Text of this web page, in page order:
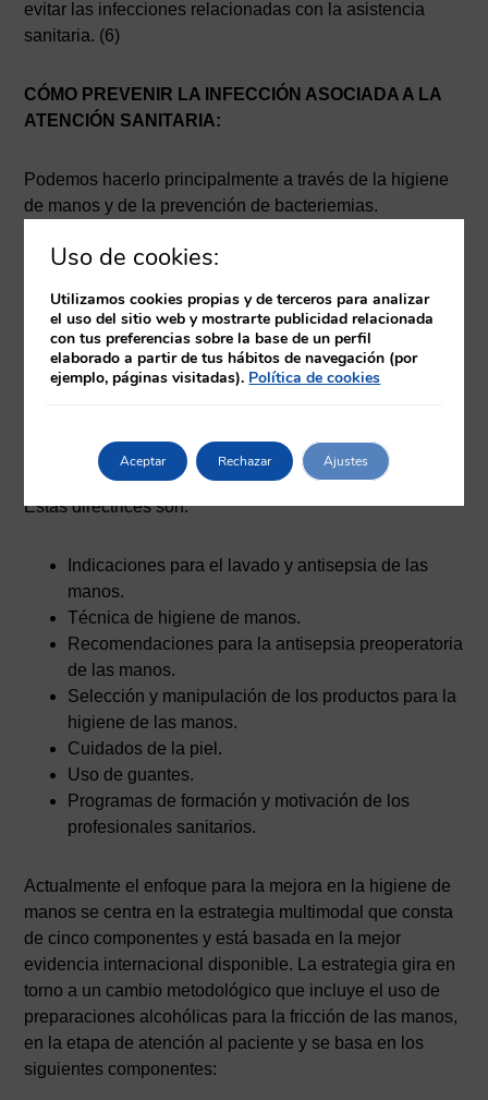
evitar las infecciones relacionadas con la asistencia
sanitaria. (6)
CÓMO PREVENIR LA INFECCIÓN ASOCIADA A LA
ATENCIÓN SANITARIA:
Podemos hacerlo principalmente a través de la higiene
de manos y de la prevención de bacteriemias.
La higiene de manos: tener las manos con la menor
carga de bacterias posible. La OMS elaboró unas
directrices sobre higiene de manos en la atención
sanitaria, cuya finalidad era proporcionar a los
profesionales, los gestores y las autoridades sanitarias
infecciones asociadas a la atención sanitaria. (7)
Estas directrices son:
Indicaciones para el lavado y antisepsia de las
manos.
Técnica de higiene de manos.
Recomendaciones para la antisepsia preoperatoria
de las manos.
Selección y manipulación de los productos para la
higiene de las manos.
Cuidados de la piel.
Uso de guantes.
Programas de formación y motivación de los
profesionales sanitarios.
Actualmente el enfoque para la mejora en la higiene de
manos se centra en la estrategia multimodal que consta
de cinco componentes y está basada en la mejor
evidencia internacional disponible. La estrategia gira en
torno a un cambio metodológico que incluye el uso de
preparaciones alcohólicas para la fricción de las manos,
en la etapa de atención al paciente y se basa en los
siguientes componentes:
Uso de cookies:
Utilizamos cookies propias y de terceros para analizar
el uso del sitio web y mostrarte publicidad relacionada
con tus preferencias sobre la base de un perfil
elaborado a partir de tus hábitos de navegación (por
ejemplo, páginas visitadas). Política de cookies
Aceptar Rechazar Ajustes